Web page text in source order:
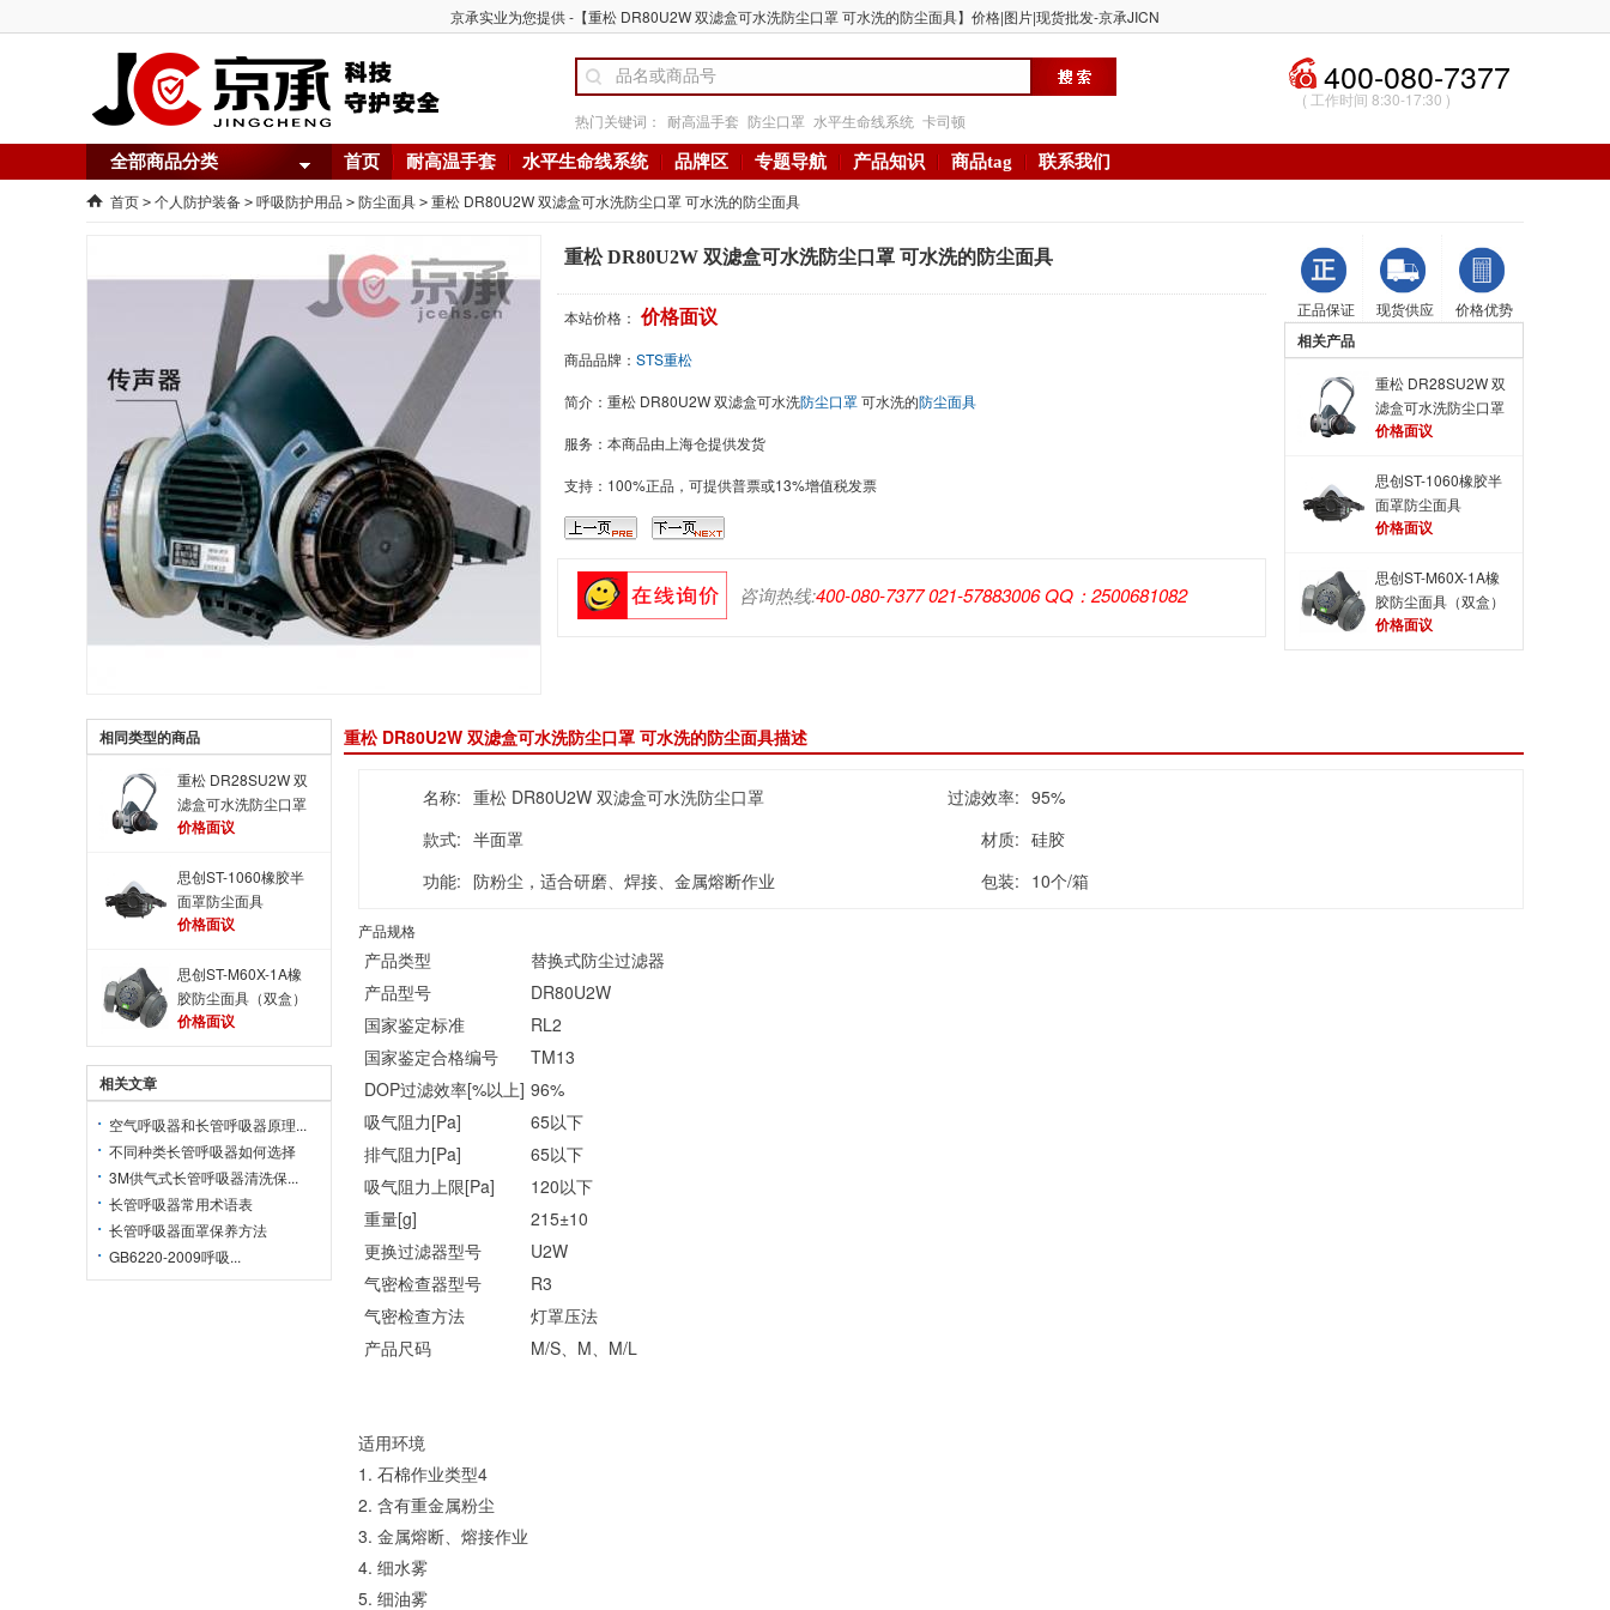
京承实业为您提供 -【重松 DR80U2W 双滤盒可水洗防尘口罩 可水洗的防尘面具】价格|图片|现货批发-京承JICN
热门关键词： 耐高温手套 防尘口罩 水平生命线系统 卡司顿
400-080-7377
( 工作时间 8:30-17:30 )
全部商品分类 首页 耐高温手套 水平生命线系统 品牌区 专题导航 产品知识 商品tag 联系我们
首页 > 个人防护装备 > 呼吸防护用品 > 防尘面具 > 重松 DR80U2W 双滤盒可水洗防尘口罩 可水洗的防尘面具
重松 DR80U2W 双滤盒可水洗防尘口罩 可水洗的防尘面具
本站价格： 价格面议
商品品牌： STS重松
简介： 重松 DR80U2W 双滤盒可水洗防尘口罩 可水洗的防尘面具
服务：本商品由上海仓提供发货
支持：100%正品，可提供普票或13%增值税发票
咨询热线:400-080-7377 021-57883006 QQ：2500681082
正品保证 现货供应 价格优势
相关产品
重松 DR28SU2W 双
滤盒可水洗防尘口罩
防尘面具 可水洗循
价格面议
思创ST-1060橡胶半
面罩防尘面具
价格面议
思创ST-M60X-1A橡
胶防尘面具（双盒）
价格面议
相同类型的商品
重松 DR28SU2W 双
滤盒可水洗防尘口罩
防尘面具 可水洗循
价格面议
思创ST-1060橡胶半
面罩防尘面具
价格面议
思创ST-M60X-1A橡
胶防尘面具（双盒）
价格面议
相关文章
空气呼吸器和长管呼吸器原理...
不同种类长管呼吸器如何选择
3M供气式长管呼吸器清洗保...
长管呼吸器常用术语表
长管呼吸器面罩保养方法
GB6220-2009呼吸...
重松 DR80U2W 双滤盒可水洗防尘口罩 可水洗的防尘面具描述
名称: 重松 DR80U2W 双滤盒可水洗防尘口罩 过滤效率: 95%
款式: 半面罩 材质: 硅胶
功能: 防粉尘，适合研磨、焊接、金属熔断作业 包装: 10个/箱
产品规格
产品类型
替换式防尘过滤器
产品型号
DR80U2W
国家鉴定标准
RL2
国家鉴定合格编号
TM13
DOP过滤效率[%以上] 96%
吸气阻力[Pa]
65以下
排气阻力[Pa]
65以下
吸气阻力上限[Pa]
120以下
重量[g]
215±10
更换过滤器型号
U2W
气密检查器型号
R3
气密检查方法
灯罩压法
产品尺码
M/S、M、M/L
适用环境
1. 石棉作业类型4
2. 含有重金属粉尘
3. 金属熔断、熔接作业
4. 细水雾
5. 细油雾